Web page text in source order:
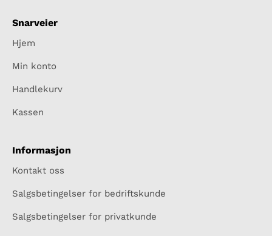
Snarveier
Hjem
Min konto
Handlekurv
Kassen
Informasjon
Kontakt oss
Salgsbetingelser for bedriftskunde
Salgsbetingelser for privatkunde